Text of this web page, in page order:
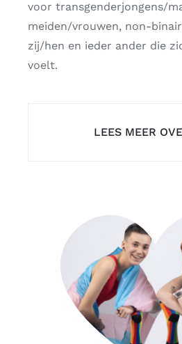
voor transgenderjongens/
meiden/vrouwen, non-
zij/hen en ieder ander die
voelt.
LEES MEER